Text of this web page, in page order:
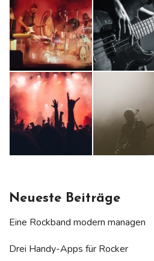
Neueste Beiträge
Eine Rockband modern managen
Drei Handy-Apps für Rocker